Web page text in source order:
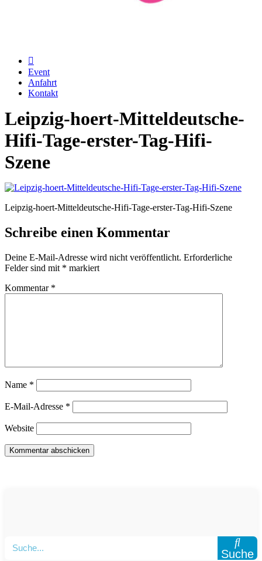
Event
Anfahrt
Kontakt
Leipzig-hoert-Mitteldeutsche-
Hifi-Tage-erster-Tag-Hifi-
Szene
Leipzig-hoert-Mitteldeutsche-Hifi-Tage-erster-Tag-Hifi-Szene
Schreibe einen Kommentar
Deine E-Mail-Adresse wird nicht veröffentlicht. Erforderliche
Felder sind mit * markiert
Kommentar *
Name *
E-Mail-Adresse *
Website
Suche